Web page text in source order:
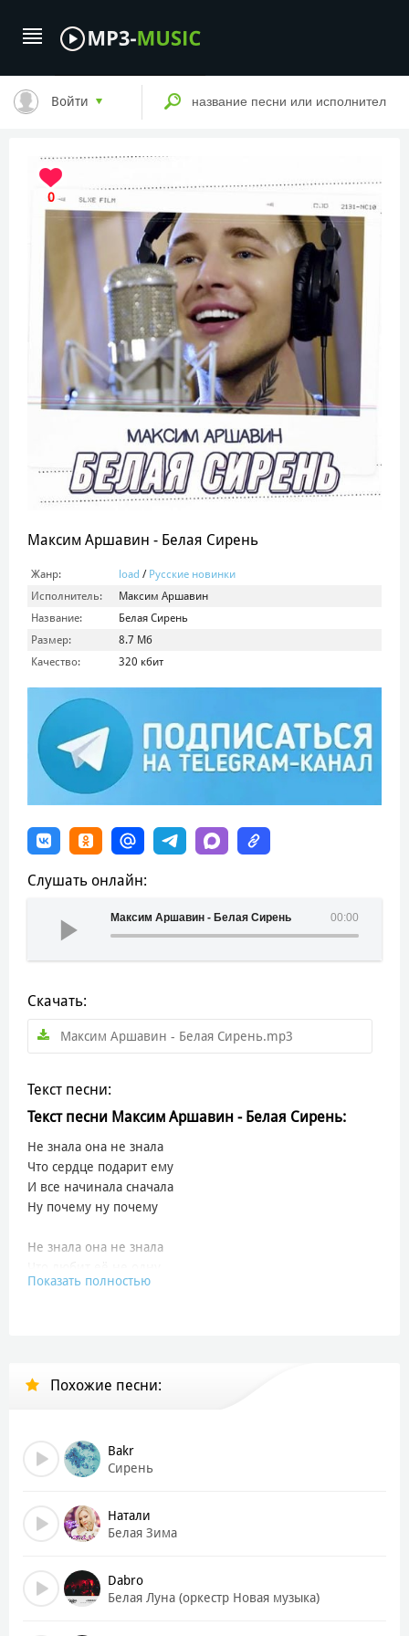
Войти
0
Максим Аршавин - Белая Сирень
Жанр: load / Русские новинки
Исполнитель:
Максим Аршавин
Название:
Белая Сирень
Размер:
8.7 Mб
Качество:
320 кбит
Слушать онлайн:
00:00
Максим Аршавин - Белая Сирень
Скачать:
Максим Аршавин - Белая Сирень.mp3
Текст песни:
Текст песни Максим Аршавин - Белая Сирень:
Не знала она не знала
Что сердце подарит ему
И все начинала сначала
Ну почему ну почему
Не знала она не знала
И глаза закрывая бежала
А ты сегодня снова одна
Белая сирень у окна
А ты сегодня снова одна
Белая сирень у окна
Что он засыпает с другой
От боли так громко кричала
Слёзы рекой слезы рекой
Показать полностью
Похожие песни:
Bakr
Сирень
Натали
Белая Зима
Dabro
Белая Луна (оркестр Новая музыка)